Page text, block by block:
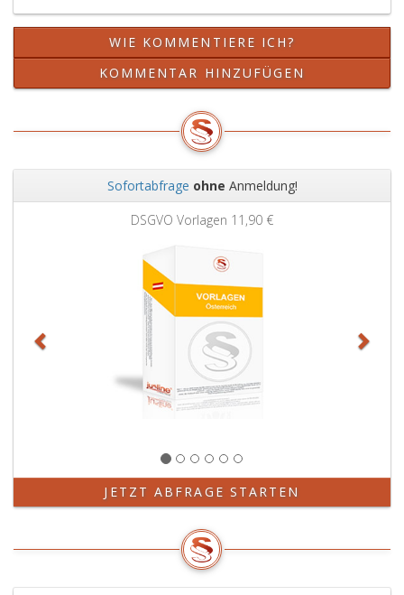
WIE KOMMENTIERE ICH?
KOMMENTAR HINZUFÜGEN
Sofortabfrage ohne Anmeldung!
DSGVO Vorlagen 11,90 €
JETZT ABFRAGE STARTEN